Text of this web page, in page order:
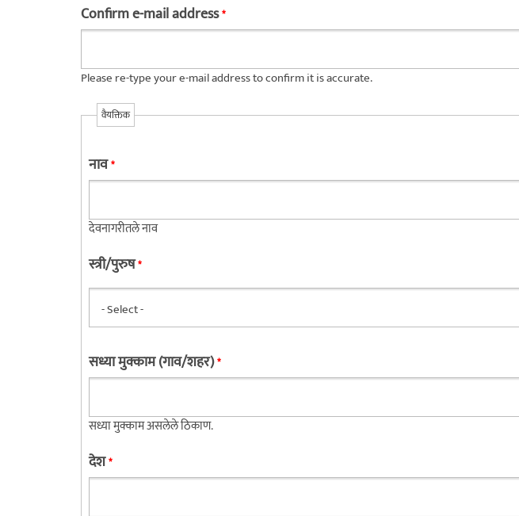
Confirm e-mail address*
Please re-type your e-mail address to confirm it is accurate.
वैयक्तिक
नाव*
देवनागरीतले नाव
स्त्री/पुरुष*
सध्या मुक्काम (गाव/शहर)*
सध्या मुक्काम असलेले ठिकाण.
देश*